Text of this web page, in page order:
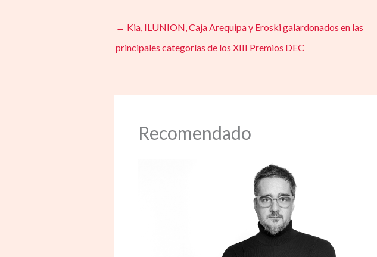
← Kia, ILUNION, Caja Arequipa y Eroski galardonados en las
principales categorías de los XIII Premios DEC
Recomendado